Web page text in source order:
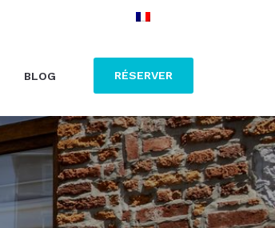
RÉSERVER
BLOG